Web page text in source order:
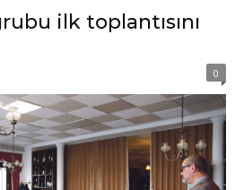
ilk toplantısını
0